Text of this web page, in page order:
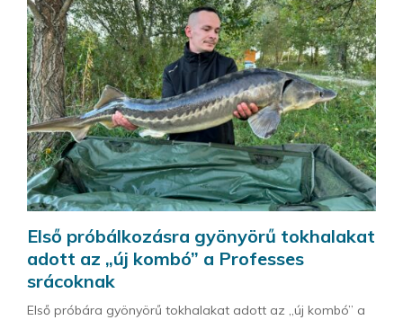
Első próbálkozásra gyönyörű tokhalakat
adott az „új kombó” a Professes
srácoknak
Első próbára gyönyörű tokhalakat adott az „új kombó” a